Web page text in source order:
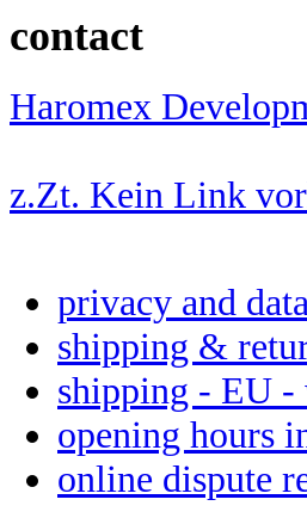
contact
Haromex
z.Zt. Kein Link
privacy and
shipping &
shipping - EU
opening hours
online dispute